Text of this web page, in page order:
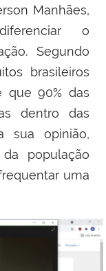
Manhães,
o
Segundo
brasileiros
que 90% das
dentro das
sua opinião,
população
uma